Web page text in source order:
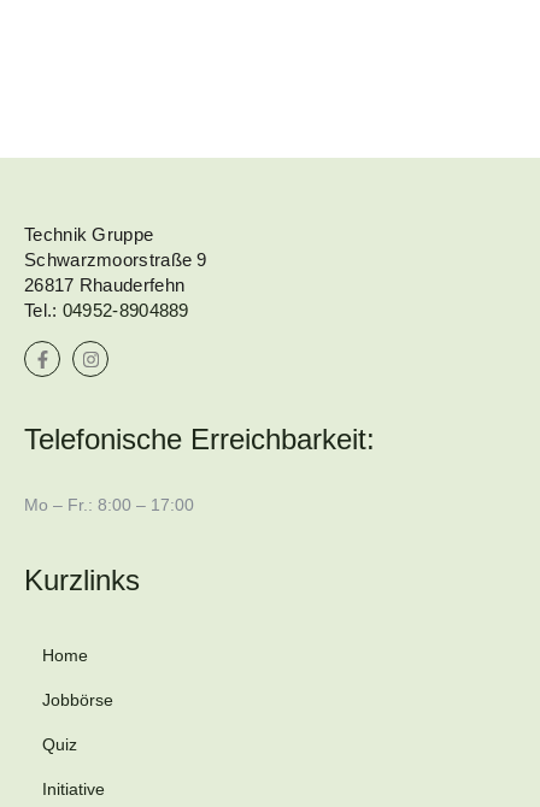
Technik Gruppe
Schwarzmoorstraße 9
26817 Rhauderfehn
Tel.: 04952-8904889
Telefonische Erreichbarkeit:
Mo – Fr.: 8:00 – 17:00
Kurzlinks
Home
Jobbörse
Quiz
Initiative